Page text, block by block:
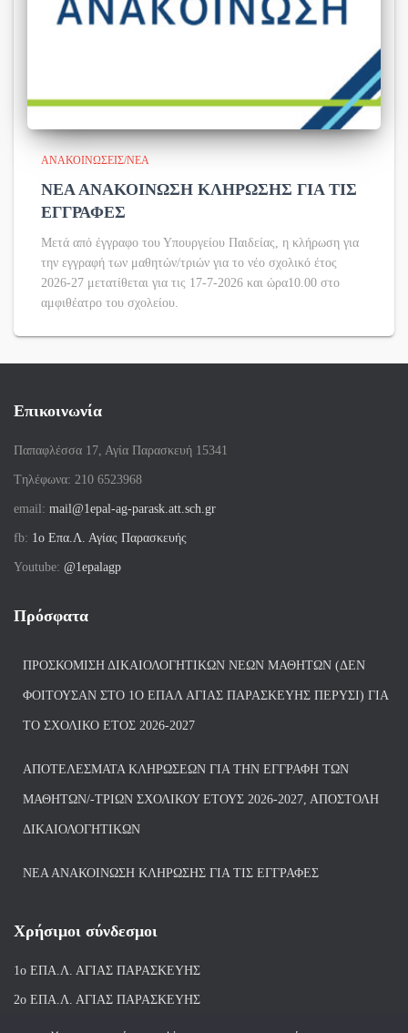
ΑΝΑΚΟΙΝΏΣΕΙΣ/ΝΈΑ
ΝΕΑ ΑΝΑΚΟΙΝΩΣΗ ΚΛΗΡΩΣΗΣ ΓΙΑ ΤΙΣ
ΕΓΓΡΑΦΕΣ
Μετά από έγγραφο του Υπουργείου Παιδείας, η κλήρωση για
την εγγραφή των μαθητών/τριών για το νέο σχολικό έτος
2026-27 μετατίθεται για τις 17-7-2026 και ώρα10.00 στο
αμφιθέατρο του σχολείου.
Επικοινωνία
Παπαφλέσσα 17, Αγία Παρασκευή 15341
Tηλέφωνα: 210 6523968
email: mail@1epal-ag-parask.att.sch.gr
fb: 1ο Επα.Λ. Αγίας Παρασκευής
Youtube: @1epalagp
Πρόσφατα
ΠΡΟΣΚΌΜΙΣΗ ΔΙΚΑΙΟΛΟΓΗΤΙΚΏΝ ΝΈΩΝ ΜΑΘΗΤΏΝ (ΔΕΝ
ΦΟΙΤΟΎΣΑΝ ΣΤΟ 1Ο ΕΠΑΛ ΑΓΙΑΣ ΠΑΡΑΣΚΕΥΗΣ ΠΈΡΥΣΙ) ΓΙΑ
ΤΟ ΣΧΟΛΙΚΌ ΈΤΟΣ 2026-2027
ΑΠΟΤΕΛΈΣΜΑΤΑ ΚΛΗΡΏΣΕΩΝ ΓΙΑ ΤΗΝ ΕΓΓΡΑΦΉ ΤΩΝ
ΜΑΘΗΤΏΝ/-ΤΡΙΏΝ ΣΧΟΛΙΚΟΎ ΈΤΟΥΣ 2026-2027, ΑΠΟΣΤΟΛΉ
ΔΙΚΑΙΟΛΟΓΗΤΙΚΏΝ
ΝΕΑ ΑΝΑΚΟΙΝΩΣΗ ΚΛΗΡΩΣΗΣ ΓΙΑ ΤΙΣ ΕΓΓΡΑΦΕΣ
Χρήσιμοι σύνδεσμοι
1ο ΕΠΑ.Λ. ΑΓΙΑΣ ΠΑΡΑΣΚΕΥΗΣ
2ο ΕΠΑ.Λ. ΑΓΙΑΣ ΠΑΡΑΣΚΕΥΗΣ
1ο Ε.Κ. ΑΓΙΑΣ ΠΑΡΑΣΚΕΥΗΣ